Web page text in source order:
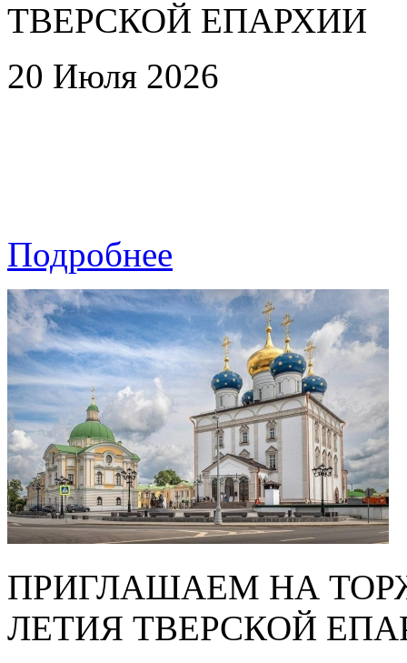
ТВЕРСКОЙ ЕПАРХИИ
20 Июля 2026
Подробнее
ПРИГЛАШАЕМ НА
ЛЕТИЯ ТВЕРСКОЙ